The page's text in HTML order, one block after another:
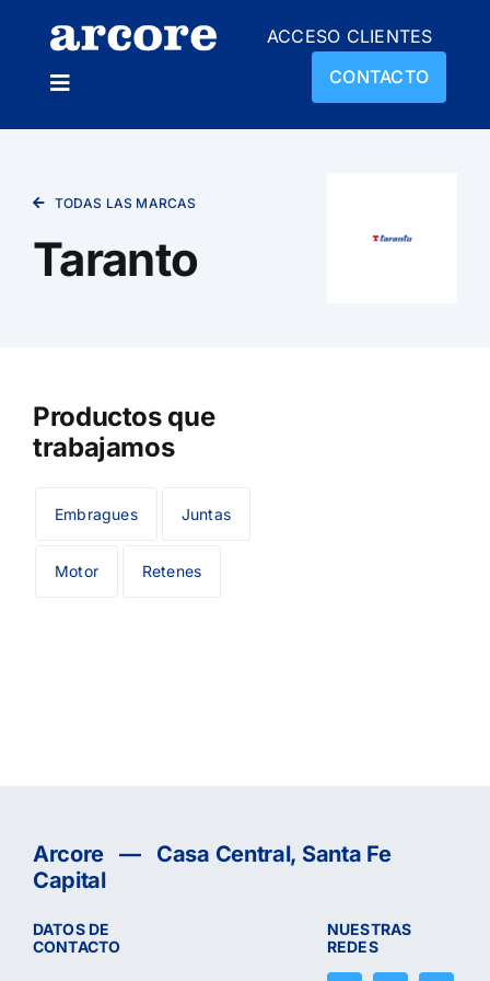
content
Toggle
PRODUCTOS
ACCESO CLIENTES
CONTACTO
TODAS LAS MARCAS
Taranto
Productos que
trabajamos
Embragues Juntas
Motor Retenes
Arcore — Casa Central, Santa Fe
Capital
DATOS DE
CONTACTO
NUESTRAS
REDES